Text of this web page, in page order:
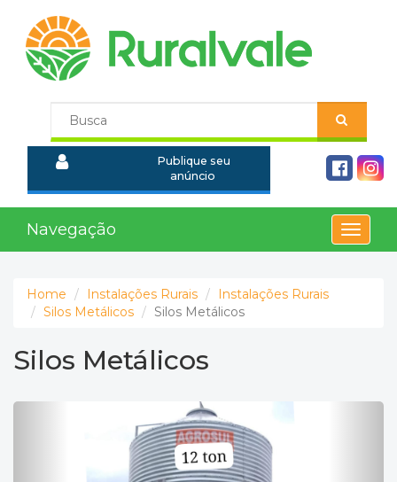
Publique seu
anúncio
Toggle
Navegação
Home Instalações Rurais
Instalações Rurais
Silos Metálicos
Silos Metálicos
Silos Metálicos